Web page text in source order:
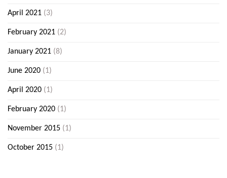
April 2021 (3)
February 2021 (2)
January 2021 (8)
June 2020 (1)
April 2020 (1)
February 2020 (1)
November 2015 (1)
October 2015 (1)